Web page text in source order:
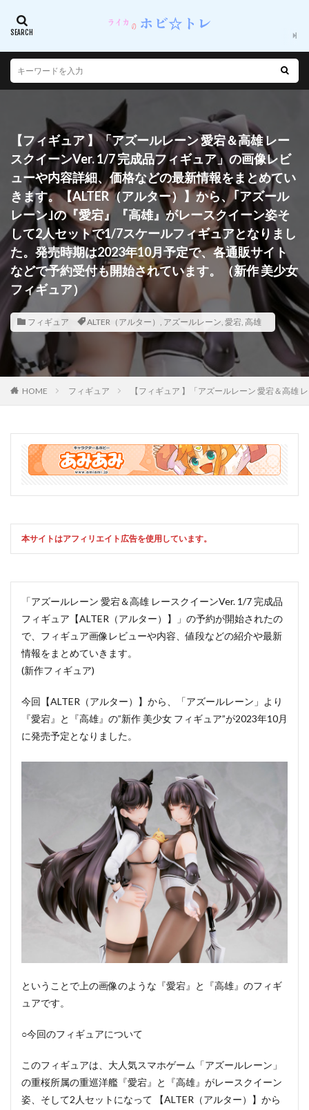
【フィギュア 】「アズールレーン 愛宕＆高雄 レー
スクイーンVer. 1/7 完成品フィギュア」の画像レビ
ューや内容詳細、価格などの最新情報をまとめてい
きます。【ALTER（アルター）】から、｢アズール
レーン｣の『愛宕』『高雄』がレースクイーン姿そ
して2人セットで1/7スケールフィギュアとなりまし
た。発売時期は2023年10月予定で、各通販サイト
などで予約受付も開始されています。（新作 美少女
フィギュア）
フィギュア ALTER（アルター） , アズールレーン, 愛宕, 高雄
HOME フィギュア 【フィギュア 】「アズールレーン 愛宕＆高
本サイトはアフィリエイト広告を使用しています。
「アズールレーン 愛宕＆高雄 レースクイーンVer. 1/7 完成品
フィギュア【ALTER（アルター）】」の予約が開始されたの
で、フィギュア画像レビューや内容、値段などの紹介や最新
情報をまとめていきます。
(新作フィギュア)
今回【ALTER（アルター）】から、「アズールレーン」より
『愛宕』と『高雄』の”新作 美少女 フィギュア”が2023年10月
に発売予定となりました。
ということで上の画像のような『愛宕』と『高雄』のフィギ
ュアです。
○今回のフィギュアについて
このフィギュアは、大人気スマホゲーム「アズールレーン」
の重桜所属の重巡洋艦『愛宕』と『高雄』がレースクイーン
姿、そして2人セットになって 【ALTER（アルター）】から